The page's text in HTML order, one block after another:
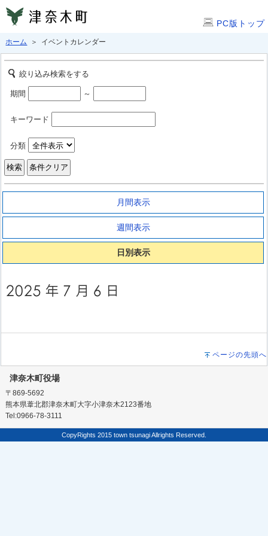
PC版トップ
ホーム ＞ イベントカレンダー
絞り込み検索をする
期間 ～
キーワード
分類
月間表示
週間表示
日別表示
ページの先頭へ
津奈木町役場
〒869-5692
熊本県葦北郡津奈木町大字小津奈木2123番地
Tel:0966-78-3111
CopyRights 2015 town tsunagi Allrights Reserved.